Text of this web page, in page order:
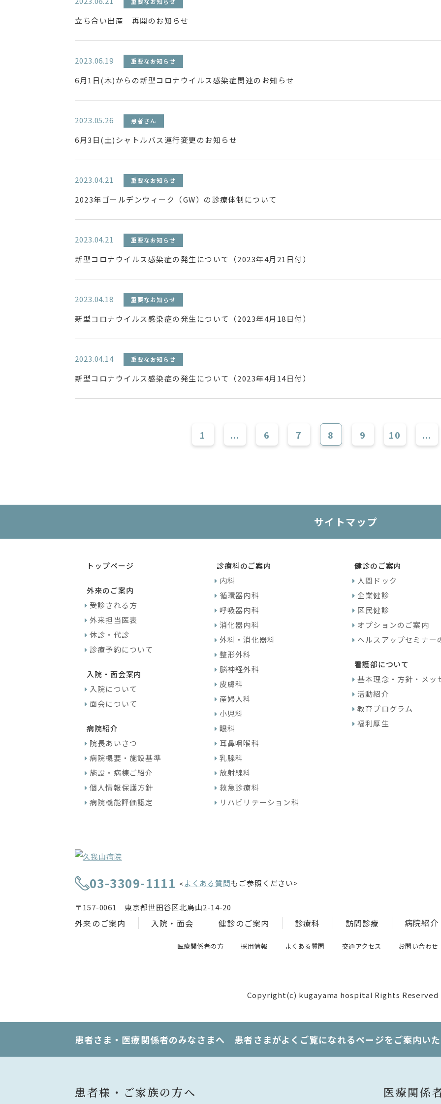
立ち合い出産 再開のお知らせ
2023.06.19 重要なお知らせ
6月1日(木)からの新型コロナウイルス感染症関連のお知らせ
2023.05.26 患者さん
6月3日(土)シャトルバス運行変更のお知らせ
2023.04.21 重要なお知らせ
2023年ゴールデンウィーク（GW）の診療体制について
2023.04.21 重要なお知らせ
新型コロナウイルス感染症の発生について（2023年4月21日付）
2023.04.18 重要なお知らせ
新型コロナウイルス感染症の発生について（2023年4月18日付）
2023.04.14 重要なお知らせ
新型コロナウイルス感染症の発生について（2023年4月14日付）
1 ... 6 7 8 9 10 ...
サイトマップ
トップページ
外来のご案内
受診される方
外来担当医表
休診・代診
診療予約について
入院・面会案内
入院について
面会について
病院紹介
院長あいさつ
病院概要・施設基準
施設・病棟ご紹介
個人情報保護方針
病院機能評価認定
診療科のご案内
内科
循環器内科
呼吸器内科
消化器内科
外科・消化器科
整形外科
脳神経外科
皮膚科
産婦人科
小児科
眼科
耳鼻咽喉科
乳腺科
放射線科
救急診療科
リハビリテーション科
健診のご案内
人間ドック
企業健診
区民健診
オプションのご案内
ヘルスアップセミナー
看護部について
基本理念・方針・メッ
活動紹介
教育プログラム
福利厚生
03-3309-1111 <よくある質問もご参照ください>
〒157-0061 東京都世田谷区北烏山2-14-20
外来のご案内 入院・面会 健診のご案内 診療科 訪問診療 病院紹介
医療関係者の方 採用情報 よくある質問 交通アクセス お問い合わせ
Copyright(c) kugayama hospital Rights Reserved
患者さま・医療関係者のみなさまへ 患者さまがよくご覧になれるページをご案内い
患者様・ご家族の方へ 医療関係